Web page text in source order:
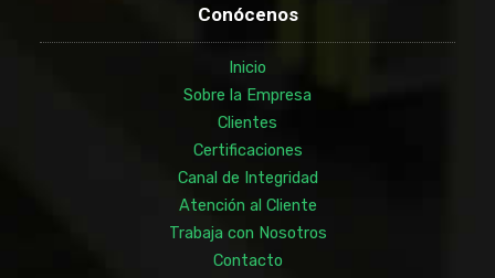
Conócenos
Inicio
Sobre la Empresa
Clientes
Certificaciones
Canal de Integridad
Atención al Cliente
Trabaja con Nosotros
Contacto